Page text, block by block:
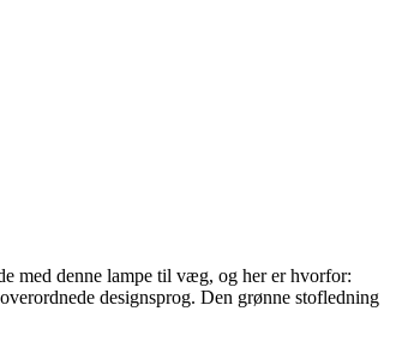
med denne lampe til væg, og her er hvorfor:
designsprog. Den grønne stofledning